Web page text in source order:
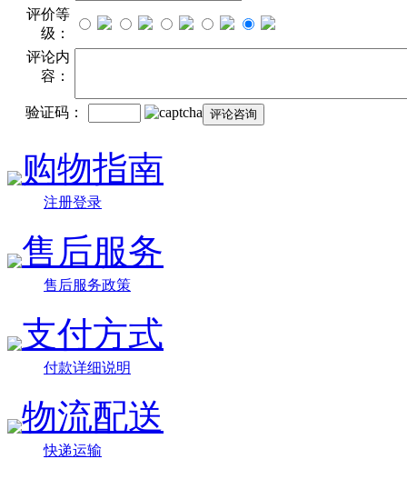
评价等
级：
评论内
容：
验证码：
购物指南
注册登录
售后服务
售后服务政策
支付方式
付款详细说明
物流配送
快递运输